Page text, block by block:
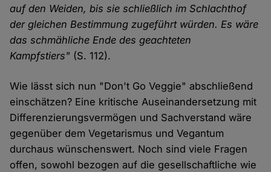
auf den Weiden, bis sie schließlich im Schlachthof
der gleichen Bestimmung zugeführt würden. Es wäre
das schmähliche Ende des geachteten
Kampfstiers" (S. 112).
Wie lässt sich nun "Don't Go Veggie" abschließend
einschätzen? Eine kritische Auseinandersetzung mit
Differenzierungsvermögen und Sachverstand wäre
gegenüber dem Vegetarismus und Vegantum
durchaus wünschenswert. Noch sind viele Fragen
offen, sowohl bezogen auf die gesellschaftliche wie